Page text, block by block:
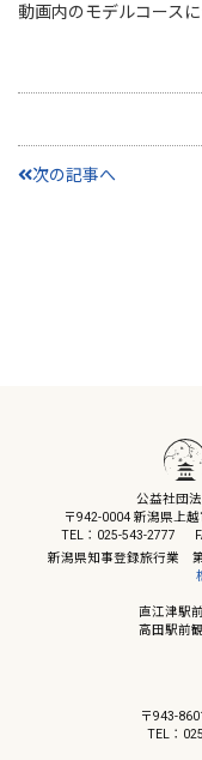
動画内のモデルコース
次の記事へ
公益社団
〒942-0004 新潟県上
TEL：025-543-2777
新潟県知事登録旅行業
直江津駅
高田駅前
〒943-
TEL：